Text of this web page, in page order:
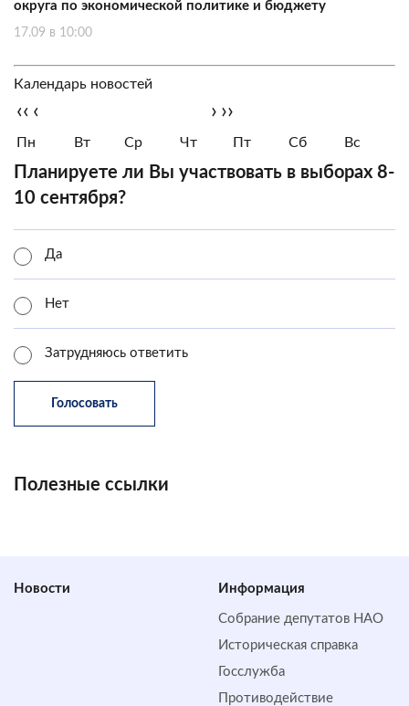
округа по экономической политике и бюджету
17.09 в 10:00
Календарь новостей
‹‹ ‹ › ››
Пн Вт Ср Чт Пт Сб Вс
Планируете ли Вы участвовать в выборах 8-
10 сентября?
Да
Нет
Затрудняюсь ответить
Полезные ссылки
Новости Информация
Собрание депутатов НАО
Историческая справка
Госслужба
Противодействие